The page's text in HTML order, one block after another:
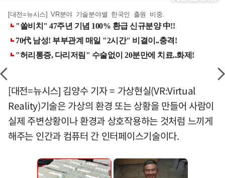
[대전=뉴시스] VR분야 기술분야별 한국인 출원 비중.
[대전=뉴시스] 김양수 기자 = 가상현실(VR:Virtual
Reality)기술은 가상의 환경 또는 상황을 만들어 사람이
실제 주변상황이나 환경과 상호작용하는 것처럼 느끼게
해주는 인간과 컴퓨터 간 인터페이스기술이다.